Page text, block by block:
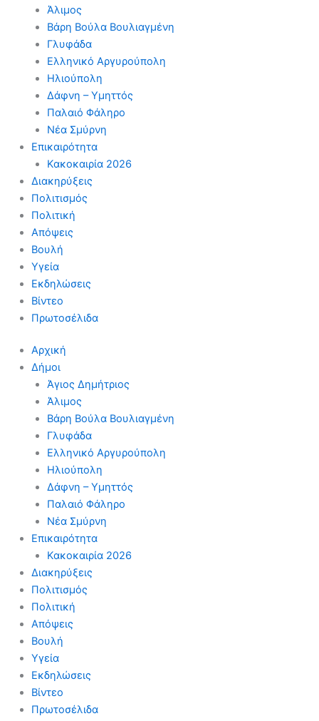
Άλιμος
Βάρη Βούλα Βουλιαγμένη
Γλυφάδα
Ελληνικό Αργυρούπολη
Ηλιούπολη
Δάφνη – Υμηττός
Παλαιό Φάληρο
Νέα Σμύρνη
Επικαιρότητα
Κακοκαιρία 2026
Διακηρύξεις
Πολιτισμός
Πολιτική
Απόψεις
Βουλή
Υγεία
Εκδηλώσεις
Βίντεο
Πρωτοσέλιδα
Αρχική
Δήμοι
Άγιος Δημήτριος
Άλιμος
Βάρη Βούλα Βουλιαγμένη
Γλυφάδα
Ελληνικό Αργυρούπολη
Ηλιούπολη
Δάφνη – Υμηττός
Παλαιό Φάληρο
Νέα Σμύρνη
Επικαιρότητα
Κακοκαιρία 2026
Διακηρύξεις
Πολιτισμός
Πολιτική
Απόψεις
Βουλή
Υγεία
Εκδηλώσεις
Βίντεο
Πρωτοσέλιδα